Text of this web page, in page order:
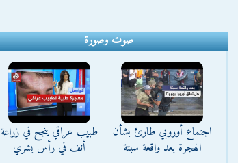
صوت وصورة
اجتماع أوروبي طارئ بشأن
الهجرة بعد واقعة سبتة
طبيب عراقي ينجح في زراعة
أنف في رأس بشري